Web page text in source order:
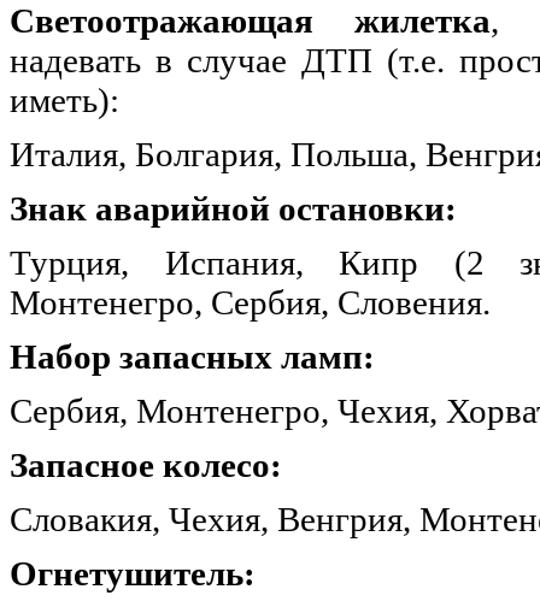
Светоотражающая жилетка,
надевать в случае ДТП (т.е.
иметь):
Италия, Болгария, Польша,
Знак аварийной остановки:
Турция, Испания, Кипр (2
Монтенегро, Сербия, Словения.
Набор запасных ламп:
Сербия, Монтенегро, Чехия,
Запасное колесо:
Словакия, Чехия, Венгрия,
Огнетушитель: